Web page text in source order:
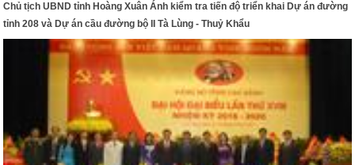
Chủ tịch UBND tỉnh Hoàng Xuân Ánh kiểm tra tiến độ triển khai Dự án đường
tỉnh 208 và Dự án cầu đường bộ II Tà Lùng - Thuỷ Khẩu